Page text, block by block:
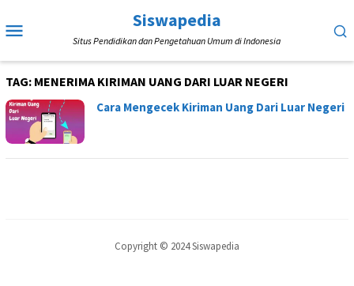
ke
Mobile
Siswapedia
Situs Pendidikan dan Pengetahuan Umum di Indonesia
TAG: MENERIMA KIRIMAN UANG DARI LUAR NEGERI
Cara Mengecek Kiriman Uang Dari Luar Negeri
Copyright © 2024 Siswapedia